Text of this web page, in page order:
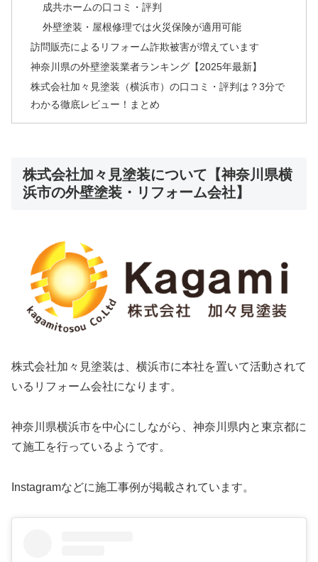
成共ホームの口コミ・評判
外壁塗装・屋根修理では火災保険が適用可能
訪問販売によるリフォーム詐欺被害が増えています
神奈川県の外壁塗装業者ランキング【2025年最新】
株式会社加々見塗装（横浜市）の口コミ・評判は？3分で
わかる徹底レビュー！まとめ
株式会社加々見塗装について【神奈川県横
浜市の外壁塗装・リフォーム会社】
株式会社加々見塗装は、横浜市に本社を置いて活動されて
いるリフォーム会社になります。
神奈川県横浜市を中心にしながら、神奈川県内と東京都に
て施工を行っているようです。
Instagramなどに施工事例が掲載されています。